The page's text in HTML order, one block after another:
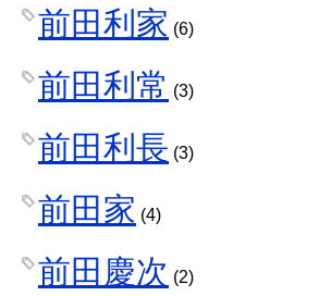
前田利家 (6)
前田利常 (3)
前田利長 (3)
前田家 (4)
前田慶次 (2)